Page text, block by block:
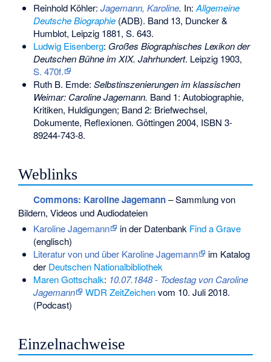
Reinhold Köhler: Jagemann, Karoline. In: Allgemeine
Deutsche Biographie(ADB). Band 13, Duncker &
Humblot, Leipzig 1881, S. 643.
Ludwig Eisenberg: Großes Biographisches Lexikon der
Deutschen Bühne im XIX. Jahrhundert. Leipzig 1903,
S. 470f.
Ruth B. Emde: Selbstinszenierungen im klassischen
Weimar: Caroline Jagemann. Band 1: Autobiographie,
Kritiken, Huldigungen; Band 2: Briefwechsel,
Dokumente, Reflexionen. Göttingen 2004, ISBN 3-
89244-743-8.
Weblinks
Commons: Karoline Jagemann– Sammlung von
Bildern, Videos und Audiodateien
Karoline Jagemann
in der Datenbank Find a Grave
(englisch)
Literatur von und über Karoline Jagemann
im Katalog
der Deutschen Nationalbibliothek
Maren Gottschalk: 10.07.1848 - Todestag von Caroline
Jagemann
WDR ZeitZeichenvom 10. Juli 2018.
(Podcast)
Einzelnachweise